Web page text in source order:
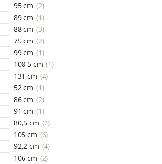
95 cm
2
89 cm
1
88 cm 3
75 cm
2
99 cm
1
108,5 cm
1
131 cm 4
52 cm
1
86 cm
2
91 cm
1
80,5 cm
2
105 cm
6
92,2 cm 4
106 cm
2